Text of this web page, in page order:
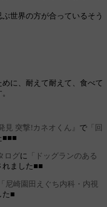
世界の方が合っているそう
に、耐えて耐えて、食べて
見 突撃!カネオくん』 で 「回
■■■
ログに
「ドッグランのある
れました■■
「尼崎園田えぐち内科・内視
た■